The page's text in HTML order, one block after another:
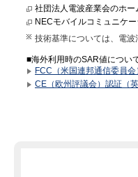
社団法人電波産業会のホー
NECモバイルコミュニケ
技術基準については、電
■海外利用時のSAR値につい
FCC（米国連邦通信委員会
CE（欧州評議会）認証（英